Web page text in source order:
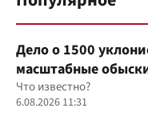
Дело о 1500
масштабные
Что известно?
6.08.2026 11:31